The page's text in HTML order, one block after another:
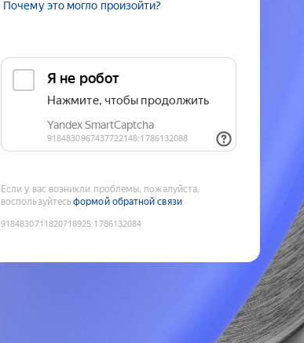
Почему это могло произойти?
Если у вас возникли проблемы, пожалуйста,
воспользуйтесьформой обратной связи
9184830711820718925:1786132084